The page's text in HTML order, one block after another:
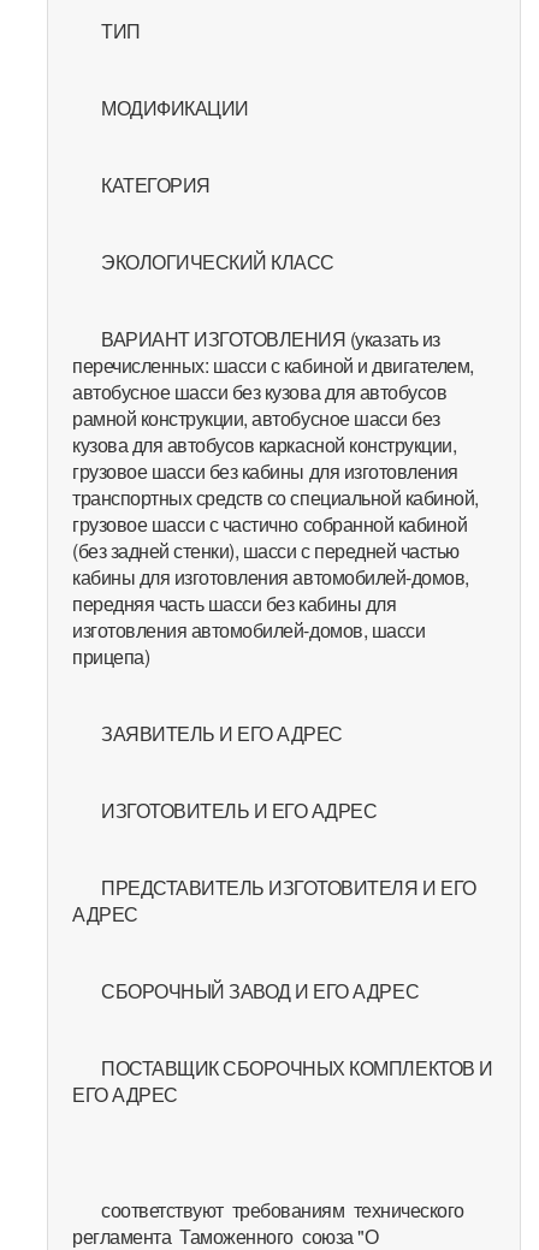
ТИП
МОДИФИКАЦИИ
КАТЕГОРИЯ
ЭКОЛОГИЧЕСКИЙ КЛАСС
ВАРИАНТ ИЗГОТОВЛЕНИЯ (указать из
перечисленных: шасси с кабиной и двигателем,
автобусное шасси без кузова для автобусов
рамной конструкции, автобусное шасси без
кузова для автобусов каркасной конструкции,
грузовое шасси без кабины для изготовления
транспортных средств со специальной кабиной,
грузовое шасси с частично собранной кабиной
(без задней стенки), шасси с передней частью
кабины для изготовления автомобилей-домов,
передняя часть шасси без кабины для
изготовления автомобилей-домов, шасси
прицепа)
ЗАЯВИТЕЛЬ И ЕГО АДРЕС
ИЗГОТОВИТЕЛЬ И ЕГО АДРЕС
ПРЕДСТАВИТЕЛЬ ИЗГОТОВИТЕЛЯ И ЕГО
АДРЕС
СБОРОЧНЫЙ ЗАВОД И ЕГО АДРЕС
ПОСТАВЩИК СБОРОЧНЫХ КОМПЛЕКТОВ И
ЕГО АДРЕС
соответствуют требованиям технического
регламента Таможенного союза "О